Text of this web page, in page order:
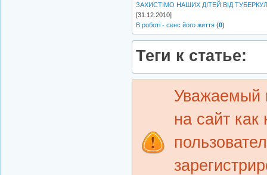
ЗАХИСТІМО НАШИХ ДІТЕЙ ВІД
[31.12.2010]
В роботі - сенс його життя (0)
Теги к статье:
Уважаемый
на сайт как